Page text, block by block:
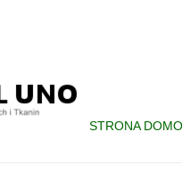
STRONA